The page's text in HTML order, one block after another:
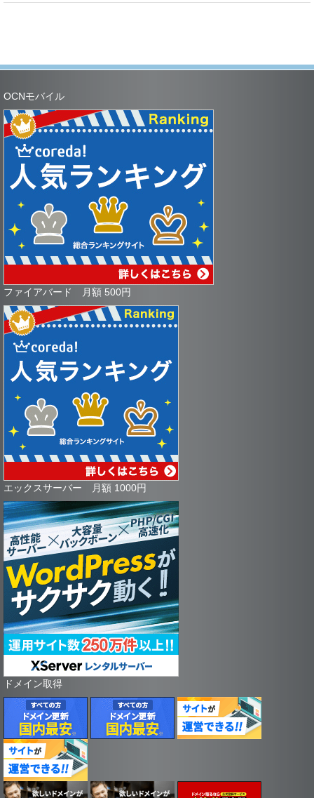
OCNモバイル
ファイアバード 月額 500円
エックスサーバー 月額 1000円
ドメイン取得